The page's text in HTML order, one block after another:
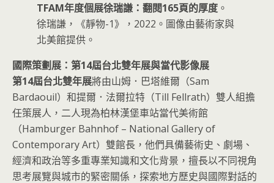
TFAM年度個展徐瑞謙：翻閱165頁的厚度 。
徐瑞謙，《靜物-1》，2022。圖像由藝術家與
北美館提供。
國際策劃展：第14屆台北雙年展與當代影像展
第14屆台北雙年展將由山姆．巴塔維爾（Sam
Bardaouil）和提爾．法爾拉特（Till Fellrath）雙人組擔
任策展人，二人現為柏林漢堡車站當代美術館
（Hamburger Bahnhof – National Gallery of
Contemporary Art）雙館長，他們具備藝術史、劇場、
經濟和政治等多重專業知識和文化背景，擅長以不同視角
思考展覽與城市的緊密關係，探索地方歷史與國際對話的